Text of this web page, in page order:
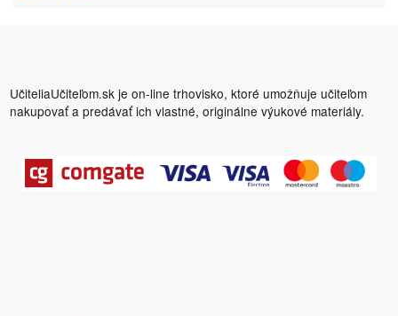
UčiteliaUčiteľom.sk je on-line trhovisko, ktoré umožňuje učiteľom
nakupovať a predávať ich vlastné, originálne výukové materiály.